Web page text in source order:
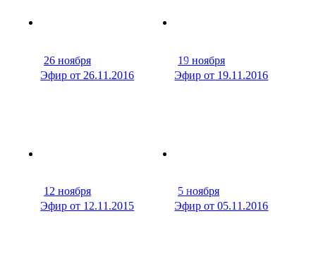
26 ноября
32 мин
Эфир от 26.11.2016
19 ноября
Эфир от 19.11.2016
12 ноября
31 мин
Эфир от 12.11.2015
5 ноября
Эфир от 05.11.2016